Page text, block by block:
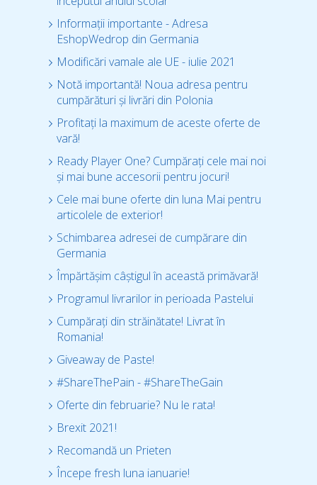
Informații importante - Adresa
EshopWedrop din Germania
Modificări vamale ale UE - iulie 2021
Notă importantă! Noua adresa pentru
cumpărături și livrări din Polonia
Profitați la maximum de aceste oferte de
vară!
Ready Player One? Cumpărați cele mai noi
și mai bune accesorii pentru jocuri!
Cele mai bune oferte din luna Mai pentru
articolele de exterior!
Schimbarea adresei de cumpărare din
Germania
Împărtășim câștigul în această primăvară!
Programul livrarilor in perioada Pastelui
Cumpărați din străinătate! Livrat în
Romania!
Giveaway de Paste!
#ShareThePain - #ShareTheGain
Oferte din februarie? Nu le rata!
Brexit 2021!
Recomandă un Prieten
Începe fresh luna ianuarie!